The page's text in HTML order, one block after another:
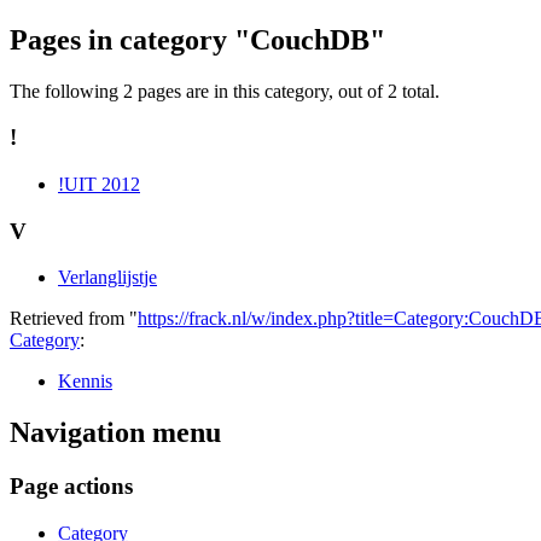
Pages in category "CouchDB"
The following 2 pages are in this category, out of 2 total.
!
!UIT 2012
V
Verlanglijstje
Retrieved from "https://frack.nl/w/
Category:
Kennis
Navigation menu
Page actions
Category